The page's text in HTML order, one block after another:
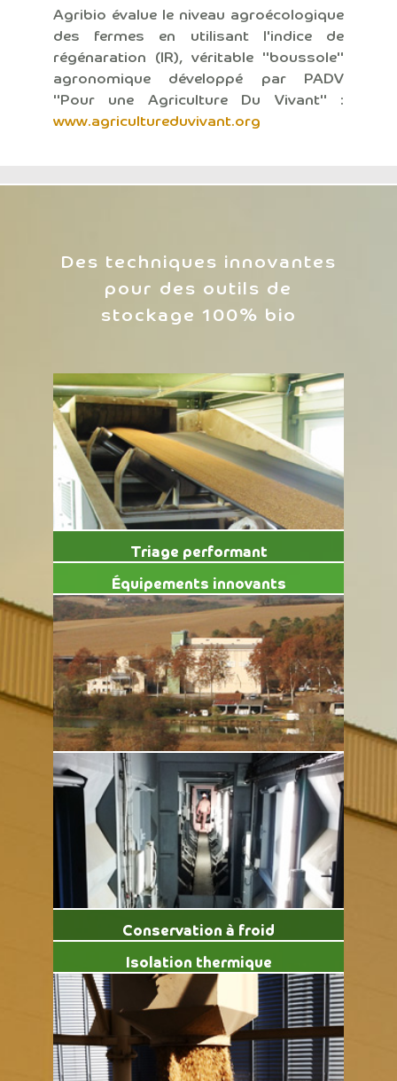
Agribio évalue le niveau agroécologique
des fermes en utilisant l'indice de
régénaration (IR), véritable "boussole"
agronomique développé par PADV
"Pour une Agriculture Du Vivant" :
www.agricultureduvivant.org
Des techniques innovantes
pour des outils de
stockage 100% bio
Triage performant
Équipements innovants
Conservation à froid
Isolation thermique